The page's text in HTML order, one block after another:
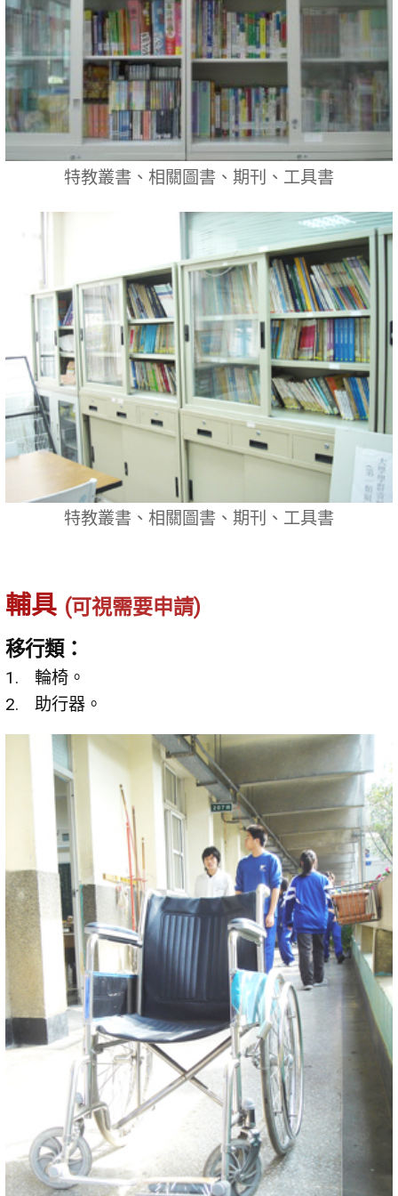
特教叢書、相關圖書、期刊、工具書
特教叢書、相關圖書、期刊、工具書
輔具 (可視需要申請)
移行類：
輪椅。
助行器。